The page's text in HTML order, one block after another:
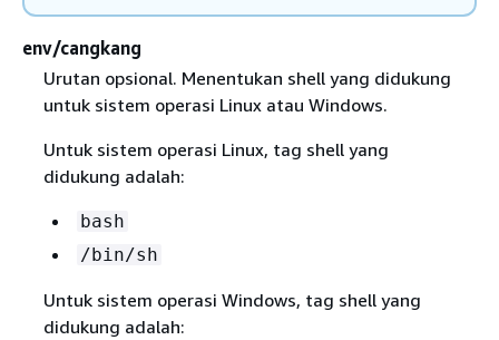
env/cangkang
Urutan opsional. Menentukan shell yang didukung
untuk sistem operasi Linux atau Windows.
Untuk sistem operasi Linux, tag shell yang
didukung adalah:
bash
/bin/sh
Untuk sistem operasi Windows, tag shell yang
didukung adalah: